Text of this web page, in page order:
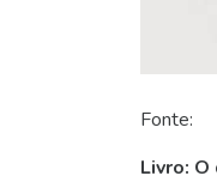
Fonte:
Livro: